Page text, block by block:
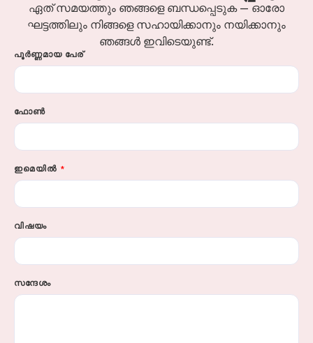
ഏത് സമയത്തും ഞങ്ങളെ ബന്ധപ്പെടുക — ഓരോ
ഘട്ടത്തിലും നിങ്ങളെ സഹായിക്കാനും നയിക്കാനും
ഞങ്ങൾ ഇവിടെയുണ്ട്.
പൂർണ്ണമായ പേര്
ഫോൺ
ഇമെയിൽ
വിഷയം
സന്ദേശം